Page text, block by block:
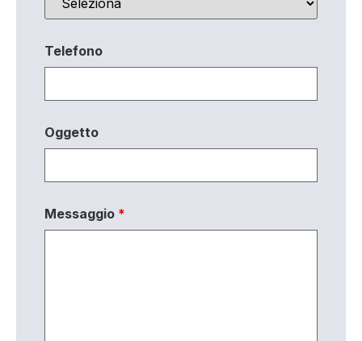
Telefono
Oggetto
Messaggio *